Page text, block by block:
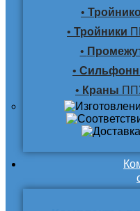
•
• Тройники
•
•
• Краны